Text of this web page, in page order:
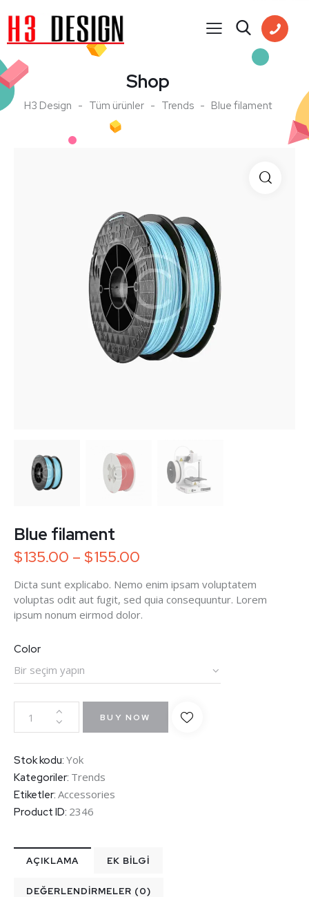
Shop
H3 Design Tüm ürünler Trends Blue filament
Blue filament
$135.00 – $155.00
Dicta sunt explicabo. Nemo enim ipsam voluptatem
voluptas odit aut fugit, sed quia consequuntur. Lorem
ipsum nonum eirmod dolor.
Color
BUY NOW
Stok kodu: Yok
Kategoriler: Trends
Etiketler: Accessories
Product ID: 2346
AÇIKLAMA EK BILGI
DEĞERLENDIRMELER (0)